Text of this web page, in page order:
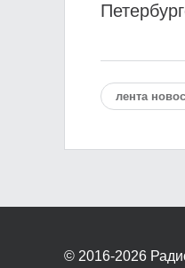
лента
© 2016-2026